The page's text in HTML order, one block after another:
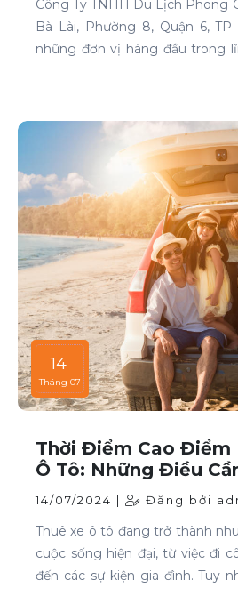
Công Ty TNHH Du Lịch Phong
Bà Lài, Phường 8, Quận 6,
những đơn vị hàng đầu trong
14
Tháng 07
Thời Điểm Cao Điểm
Ô Tô: Những Điều
14/07/2024 | Đăng bởi
Thuê xe ô tô đang trở thành
cuộc sống hiện đại, từ việc đi
đến các sự kiện gia đình. Tuy